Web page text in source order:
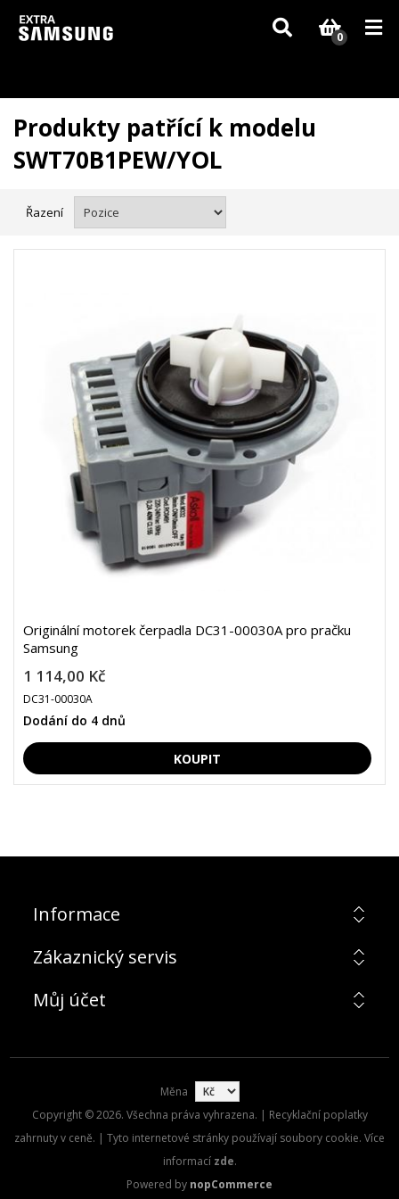
Vzhledem k aktuální situaci se může dodání dílů, které nejsou skladem,
zpozdit. Děkujeme za pochopení.
0
Produkty patřící k modelu
SWT70B1PEW/YOL
Řazení
Originální motorek čerpadla DC31-00030A pro pračku
Samsung
1 114,00 Kč
DC31-00030A
Dodání do 4 dnů
Informace
Zákaznický servis
Můj účet
Měna
Copyright © 2026. Všechna práva vyhrazena. | Recyklační poplatky
zahrnuty v ceně. | Tyto internetové stránky používají soubory cookie. Více
informací zde.
Powered by nopCommerce